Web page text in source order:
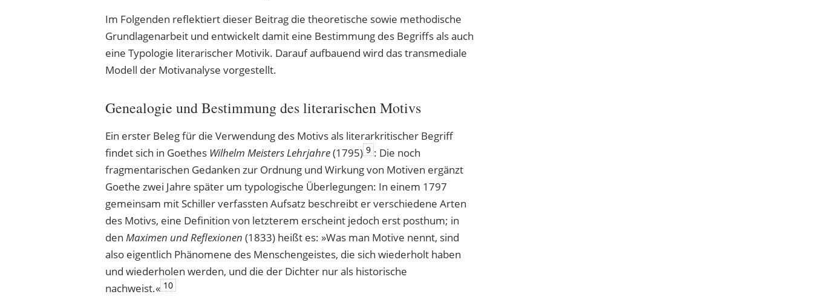
Im Folgenden reflektiert dieser Beitrag die theoretische sowie methodische
Grundlagenarbeit und entwickelt damit eine Bestimmung des Begriffs als auch
eine Typologie literarischer Motivik. Darauf aufbauend wird das transmediale
Modell der Motivanalyse vorgestellt.
Genealogie und Bestimmung des literarischen Motivs
Ein erster Beleg für die Verwendung des Motivs als literarkritischer Begriff
findet sich in Goethes Wilhelm Meisters Lehrjahre(1795) 9 : Die noch
fragmentarischen Gedanken zur Ordnung und Wirkung von Motiven ergänzt
Goethe zwei Jahre später um typologische Überlegungen: In einem 1797
gemeinsam mit Schiller verfassten Aufsatz beschreibt er verschiedene Arten
des Motivs, eine Definition von letzterem erscheint jedoch erst posthum; in
den Maximen und Reflexionen (1833) heißt es: »Was man Motive nennt, sind
also eigentlich Phänomene des Menschengeistes, die sich wiederholt haben
und wiederholen werden, und die der Dichter nur als historische
nachweist.« 10